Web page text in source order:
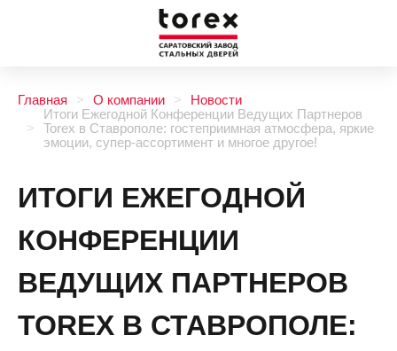
Главная О компании
Новости
Итоги Ежегодной Конференции Ведущих Партнеров
Torex в Ставрополе: гостеприимная атмосфера, яркие
эмоции, супер-ассортимент и многое другое!
ИТОГИ ЕЖЕГОДНОЙ
КОНФЕРЕНЦИИ
ВЕДУЩИХ ПАРТНЕРОВ
TOREX В СТАВРОПОЛЕ: